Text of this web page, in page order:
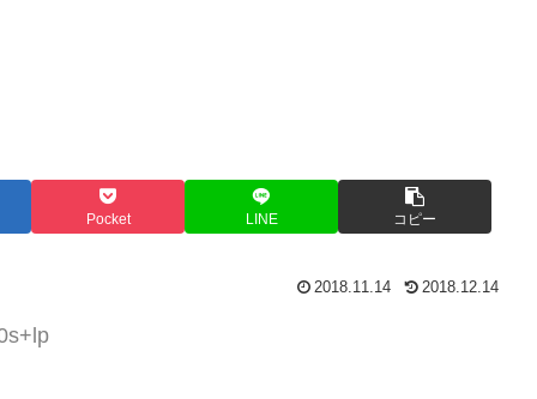
Pocket LINE コピー
2018.11.14 2018.12.14